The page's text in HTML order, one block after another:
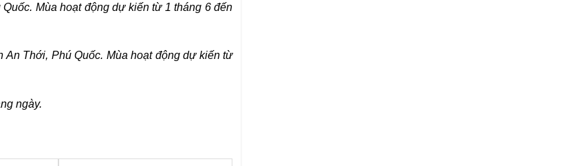
Mùa hoạt động dự kiến từ 1 tháng 6 đến
An Thới, Phú Quốc. Mùa hoạt động dự kiến từ
ngày.